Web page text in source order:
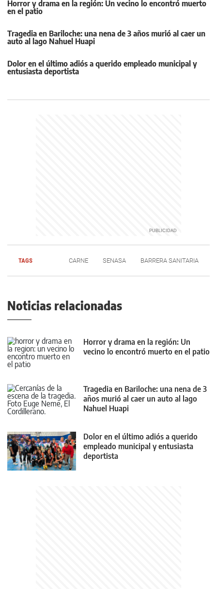
Horror y drama en la región: Un vecino lo encontró muerto
en el patio
Tragedia en Bariloche: una nena de 3 años murió al caer un
auto al lago Nahuel Huapi
Dolor en el último adiós a querido empleado municipal y
entusiasta deportista
TAGS CARNE SENASA BARRERA SANITARIA
Noticias relacionadas
Horror y drama en la región: Un
vecino lo encontró muerto en el patio
Tragedia en Bariloche: una nena de 3
años murió al caer un auto al lago
Nahuel Huapi
Dolor en el último adiós a querido
empleado municipal y entusiasta
deportista